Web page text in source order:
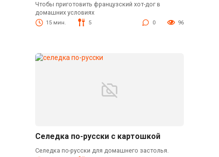
Чтобы приготовить французский хот-дог в
домашних условиях
15 мин. 5 0 96
Селедка по-русски с картошкой
Селедка по-русски для домашнего застолья.